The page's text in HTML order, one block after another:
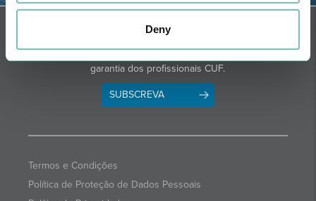
Deny
OBTER DIREÇÕES
garantia dos profissionais CUF.
SUBSCREVA
Termos e Condições
Política de Proteção de Dados Pessoais